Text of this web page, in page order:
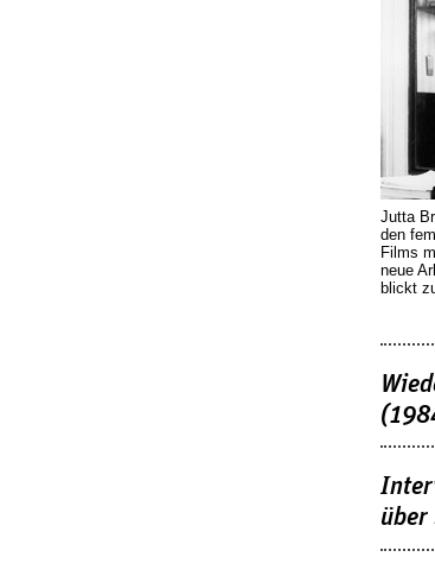
Jutta
den
Films
neue
blickt
über